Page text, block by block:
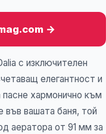
→
с изключителен
елегантност и
хармонично към
във вашата баня, той
аератора от 91 мм за